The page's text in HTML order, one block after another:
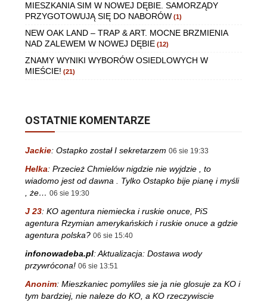
MIESZKANIA SIM W NOWEJ DĘBIE. SAMORZĄDY
PRZYGOTOWUJĄ SIĘ DO NABORÓW (1)
NEW OAK LAND – TRAP & ART. MOCNE BRZMIENIA
NAD ZALEWEM W NOWEJ DĘBIE (12)
ZNAMY WYNIKI WYBORÓW OSIEDLOWYCH W
MIEŚCIE! (21)
OSTATNIE KOMENTARZE
Jackie: Ostapko został I sekretarzem 06 sie 19:33
Helka: Przecież Chmielów nigdzie nie wyjdzie , to
wiadomo jest od dawna . Tylko Ostapko bije pianę i myśli
, że… 06 sie 19:30
J 23: KO agentura niemiecka i ruskie onuce, PiS
agentura Rzymian amerykańskich i ruskie onuce a gdzie
agentura polska? 06 sie 15:40
infonowadeba.pl:Aktualizacja: Dostawa wody
przywrócona! 06 sie 13:51
Anonim: Mieszkaniec pomyliles sie ja nie glosuje za KO i
tym bardziej, nie naleze do KO, a KO rzeczywiscie